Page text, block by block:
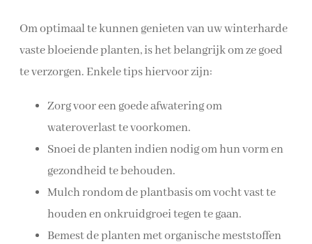
Om optimaal te kunnen genieten van uw winterharde
vaste bloeiende planten, is het belangrijk om ze goed
te verzorgen. Enkele tips hiervoor zijn:
Zorg voor een goede afwatering om
wateroverlast te voorkomen.
Snoei de planten indien nodig om hun vorm en
gezondheid te behouden.
Mulch rondom de plantbasis om vocht vast te
houden en onkruidgroei tegen te gaan.
Bemest de planten met organische meststoffen